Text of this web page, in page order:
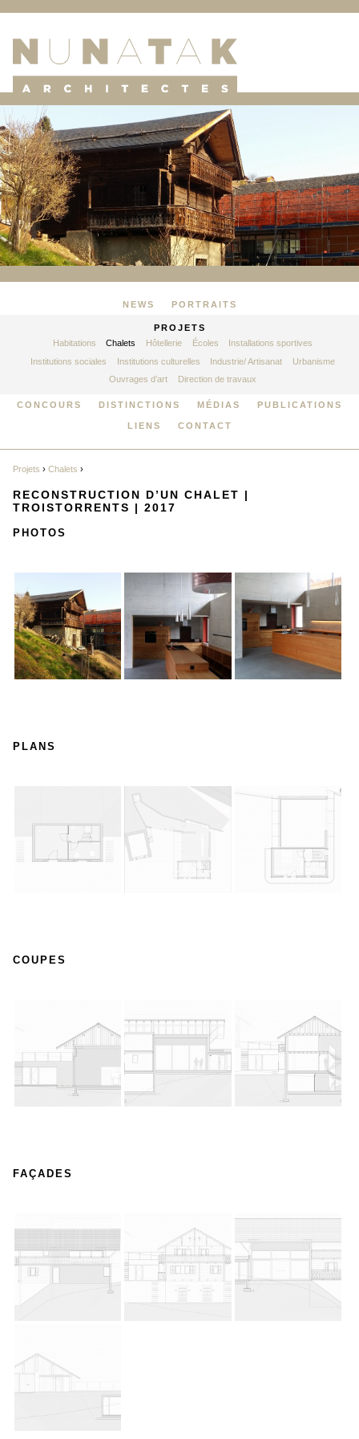
NEWS PORTRAITS
PROJETS
Habitations
Chalets Hôtellerie Écoles
Installations sportives
Institutions sociales
Institutions culturelles Industrie/ Artisanat
Urbanisme
Ouvrages d’art
Direction de travaux
CONCOURS DISTINCTIONS MÉDIAS PUBLICATIONS
LIENS CONTACT
Projets › Chalets ›
RECONSTRUCTION D’UN CHALET |
TROISTORRENTS | 2017
PHOTOS
PLANS
COUPES
FAÇADES